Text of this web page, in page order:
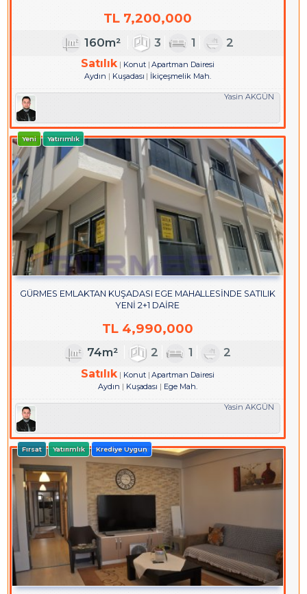
TL 7,200,000
160m² 3 1 2
Satılık Konut
Apartman Dairesi
Aydın
Kuşadası İkiçeşmelik Mah.
Yasin AKGÜN
Yeni Yatırımlık
GÜRMES EMLAKTAN KUŞADASI EGE MAHALLESİNDE SATILIK
YENİ 2+1 DAİRE
TL 4,990,000
74m² 2 1 2
Satılık Konut
Apartman Dairesi
Aydın
Kuşadası Ege Mah.
Yasin AKGÜN
Fırsat Yatırımlık Krediye Uygun